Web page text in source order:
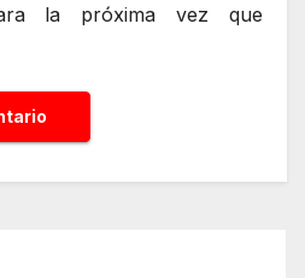
la próxima vez que